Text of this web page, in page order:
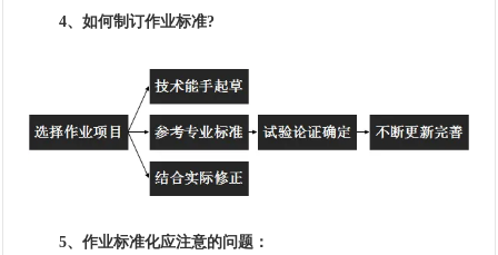
4、如何制订作业标准?
5、作业标准化应注意的问题：